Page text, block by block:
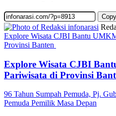
Copy
Explore Wisata CJBI Bantu
Provinsi Banten
Explore Wisata CJBI
Pariwisata di Provinsi
96 Tahun Sumpah Pemuda, Pj.
Pemuda Pemilik Masa Depan